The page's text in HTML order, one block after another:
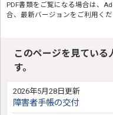
PDF書類をご覧になる場合は、
合、最新バージョンをご利用くだ
このページを見ている
す。
2026年5月28日更新
障害者手帳の交付